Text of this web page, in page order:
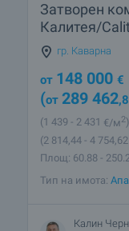
Затворен
Калитея/
гр. Каварна
от 148 000 €
(от 289 462
(1 439 - 2 431 €/м2)
(2 814,44 - 4 754,62
Площ: 60.88 -
Тип на имота:
Калин